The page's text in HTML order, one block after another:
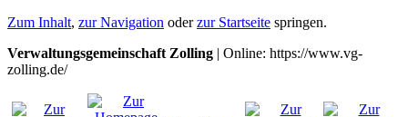
Zum Inhalt, zur Navigation oderzur Startseite springen.
Verwaltungsgemeinschaft Zolling | Online: https://www.vg-
zolling.de/